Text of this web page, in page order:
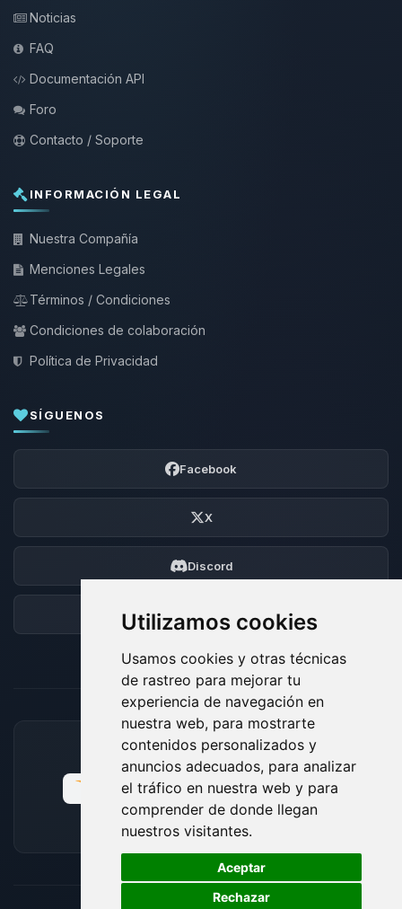
Utilizamos cookies
Usamos cookies y otras técnicas
de rastreo para mejorar tu
experiencia de navegación en
nuestra web, para mostrarte
contenidos personalizados y
anuncios adecuados, para analizar
el tráfico en nuestra web y para
comprender de donde llegan
nuestros visitantes.
Aceptar
Rechazar
Noticias
FAQ
Documentación API
Foro
Contacto / Soporte
INFORMACIÓN LEGAL
Nuestra Compañía
Menciones Legales
Términos / Condiciones
Condiciones de colaboración
Política de Privacidad
SÍGUENOS
Facebook
X
Discord
Foro
MÉTODOS DE PAGO ACEPTADOS
🍪